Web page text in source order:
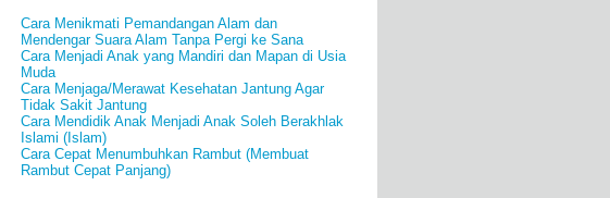
Cara Menikmati Pemandangan Alam dan
Mendengar Suara Alam Tanpa Pergi ke Sana
Cara Menjadi Anak yang Mandiri dan Mapan di Usia
Muda
Cara Menjaga/Merawat Kesehatan Jantung Agar
Tidak Sakit Jantung
Cara Mendidik Anak Menjadi Anak Soleh Berakhlak
Islami (Islam)
Cara Cepat Menumbuhkan Rambut (Membuat
Rambut Cepat Panjang)